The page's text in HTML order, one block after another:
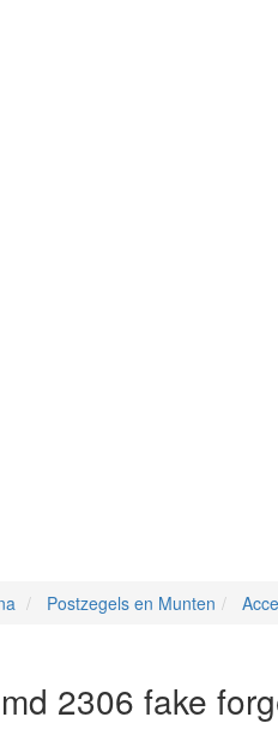
Postzegels en Munten
2306 fake